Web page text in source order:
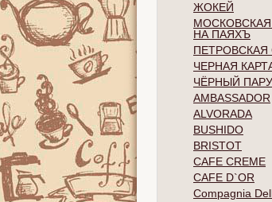
ЖОКЕЙ
НА ПАЯХЪ
ЧЕРНАЯ
ЧЁРНЫЙ
AMBASSADOR
ALVORADA
BUSHIDO
BRISTOT
CAFE CREME
CAFE D`OR
Compagnia